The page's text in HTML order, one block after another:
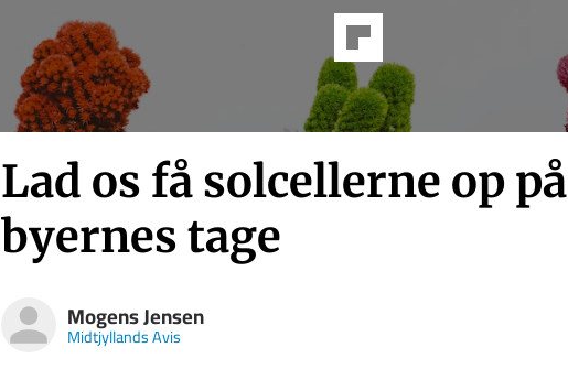
Lad os få solcellerne op på
byernes tage
Mogens Jensen
Midtjyllands Avis